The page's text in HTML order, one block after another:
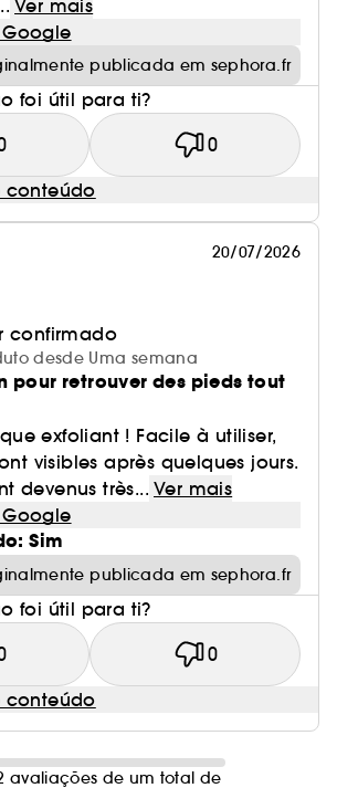
Ver mais
publicada em sephora.fr
foi útil para ti?
0
conteúdo
20/07/2026
confirmado
desde Uma semana
pour retrouver des pieds tout
exfoliant ! Facile à utiliser,
visibles après quelques jours.
devenus très... Ver mais
Sim
publicada em sephora.fr
foi útil para ti?
0
conteúdo
avaliações de um total de